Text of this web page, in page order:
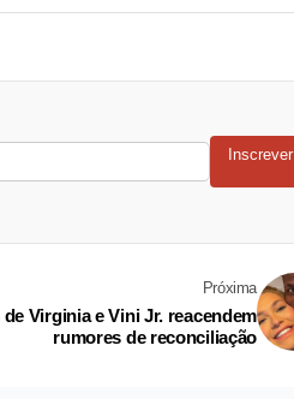
Inscrever
Próxima
Virginia e Vini Jr. reacendem
rumores de reconciliação